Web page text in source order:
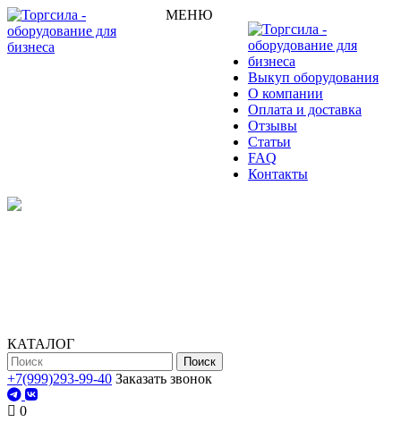
МЕНЮ
Выкуп оборудования
О компании
Оплата и доставка
Отзывы
Статьи
FAQ
Контакты
КАТАЛОГ
Поиск
+7(999)293-99-40 Заказать звонок
0